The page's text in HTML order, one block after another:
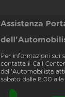
Assistenza
Per informazioni sui
contatta il Call
dell'Automobilista
sabato dalle 8.00